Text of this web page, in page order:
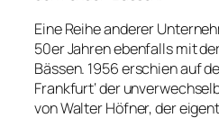
Eine Reihe anderer
50er Jahren ebenfalls mit
Bässen. 1956 erschien auf
Frankfurt‘ der
von Walter Höfner, der